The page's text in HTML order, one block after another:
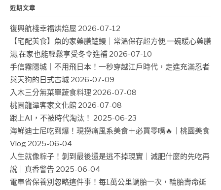
近期文章
復興航棧幸福烘焙屋 2026-07-12
【宅配美食】魚的家藥膳鱸鰻｜常溫保存超方便,一碗暖心藥膳
湯,在家也能輕鬆享受冬令進補 2026-07-10
手信霧隱城｜不用飛日本！一秒穿越江戶時代，走進充滿忍者
與天狗的日式古城 2026-07-09
入木三分無菜單蔬食料理 2026-07-08
桃園龍潭客家文化館 2026-07-08
跟上AI，不被時代淘汰！ 2025-06-23
海鮮迪士尼吃到爆！現撈痛風系美食＋必買零嘴🔥｜桃園美食
Vlog 2025-06-04
人生就像粽子！剝到最後還是逃不掉現實｜減肥什麼的先吃再
說｜真香警告 2025-06-04
電車省保養別忽略這件事！每1萬公里調胎一次，輪胎壽命延